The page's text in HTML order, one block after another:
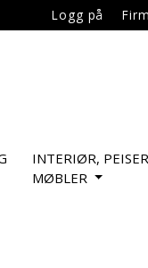
Logg på
INTERIØR,
MØBLER